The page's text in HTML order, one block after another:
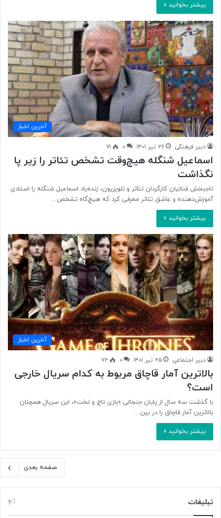
بیشتر بخوانید »
آخرین اخبار
دبیر فرهنگی ۲۶ تیر ۱۴۰۱ ۰ ۷۱
اسماعیل شنگله هیچ‌وقت تشخص تئاتر را زیر پا
نگذاشت
تاجبخش فنائیان کارگردان تئاتر و تلویزیون، زنده‌یاد اسماعیل شنگله را استادی
آموزش‌دهنده و عاشق تئاتر معرفی کرد که هیچ‌گاه تشخص…
بیشتر بخوانید »
آخرین اخبار
دبیر اجتماعی ۲۵ تیر ۱۴۰۱ ۰ ۷۲
بالاترین آمار قاچاق مربوط به کدام سریال خارجی
است؟
با گذشت سه سال از پایان جنجالی «بازی تاج و تخت»، این سریال همچنان
بالاترین آمار قاچاق را در بین…
بیشتر بخوانید »
صفحه بعدی
تبلیغات